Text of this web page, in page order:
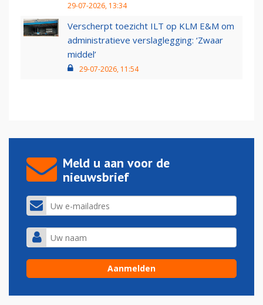
29-07-2026, 13:34
Verscherpt toezicht ILT op KLM E&M om
administratieve verslaglegging: ‘Zwaar
middel’
29-07-2026, 11:54
Meld u aan voor de
nieuwsbrief